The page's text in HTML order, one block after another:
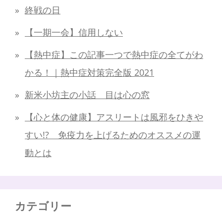
終戦の日
【一期一会】信用しない
【熱中症】この記事一つで熱中症の全てがわ
かる！｜熱中症対策完全版 2021
新米小坊主の小話 目は心の窓
【心と体の健康】アスリートは風邪をひきや
すい!? 免疫力を上げるためのオススメの運
動とは
カテゴリー